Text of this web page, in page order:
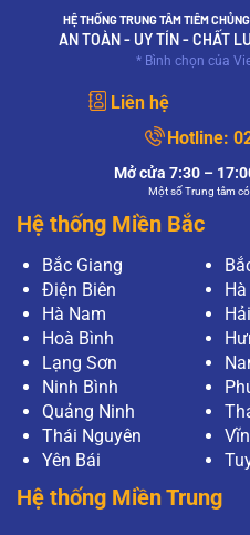
HỆ THỐNG TRUNG TÂM TIÊM
AN TOÀN - UY TÍN - CHẤT
* Bình chọn của
Liên hệ
Hotline:
Mở cửa 7:30 –
Một số Trung tâm
Hệ thống Miền Bắc
Bắc Giang
Điện Biên
Hà Nam
Hoà Bình
Lạng Sơn
Ninh Bình
Quảng Ninh
Thái Nguyên
Yên Bái
Hệ thống Miền Trung